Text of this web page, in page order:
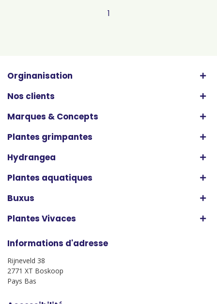
1
Orginanisation
Nos clients
Marques & Concepts
Plantes grimpantes
Hydrangea
Plantes aquatiques
Buxus
Plantes Vivaces
Informations d'adresse
Rijneveld 38
2771 XT Boskoop
Pays Bas